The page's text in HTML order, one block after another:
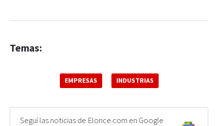
Temas:
EMPRESAS INDUSTRIAS
Seguí las noticias de Elonce.com en Google